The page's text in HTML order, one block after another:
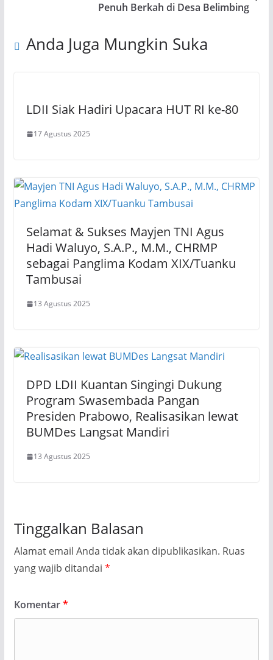
Penuh Berkah di Desa Belimbing
Anda Juga Mungkin Suka
LDII Siak Hadiri Upacara HUT RI ke-80
17 Agustus 2025
Selamat & Sukses Mayjen TNI Agus
Hadi Waluyo, S.A.P., M.M., CHRMP
sebagai Panglima Kodam XIX/Tuanku
Tambusai
13 Agustus 2025
DPD LDII Kuantan Singingi Dukung
Program Swasembada Pangan
Presiden Prabowo, Realisasikan lewat
BUMDes Langsat Mandiri
13 Agustus 2025
Tinggalkan Balasan
Alamat email Anda tidak akan dipublikasikan. Ruas
yang wajib ditandai *
Komentar*